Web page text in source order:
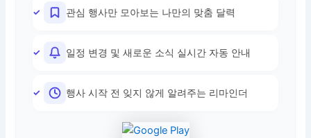
관심 행사만 모아보는 나만의 맞춤 달력
일정 변경 및 새로운 소식 실시간 자동 안내
행사 시작 전 잊지 않게 알려주는 리마인더